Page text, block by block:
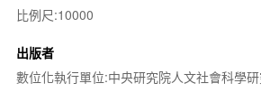
比例尺:10000
出版者
數位化執行單位:中央研究院人文社會科學